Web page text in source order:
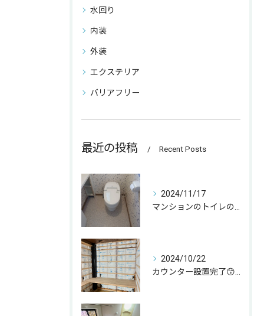
水回り
内装
外装
エクステリア
バリアフリー
最近の投稿 Recent Posts
2024/11/17
2024/10/22